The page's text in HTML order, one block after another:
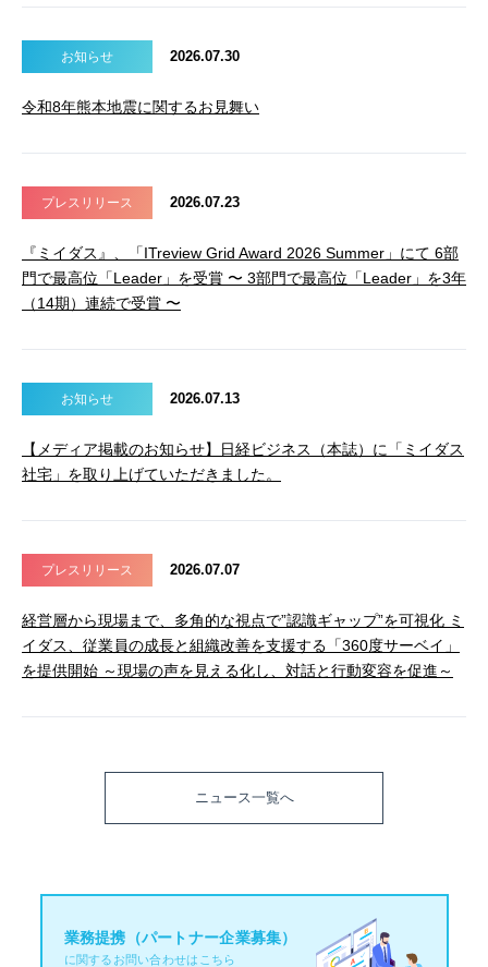
お知らせ 2026.07.30
令和8年熊本地震に関するお見舞い
プレスリリース 2026.07.23
『ミイダス』、「ITreview Grid Award 2026 Summer」にて 6部
門で最高位「Leader」を受賞 〜 3部門で最高位「Leader」を3年
（14期）連続で受賞 〜
お知らせ 2026.07.13
【メディア掲載のお知らせ】日経ビジネス（本誌）に「ミイダス
社宅」を取り上げていただきました。
プレスリリース 2026.07.07
経営層から現場まで、多角的な視点で”認識ギャップ”を可視化 ミ
イダス、従業員の成長と組織改善を支援する「360度サーベイ」
を提供開始 ～現場の声を見える化し、対話と行動変容を促進～
ニュース一覧へ
業務提携（パートナー企業募集）
に関するお問い合わせはこちら